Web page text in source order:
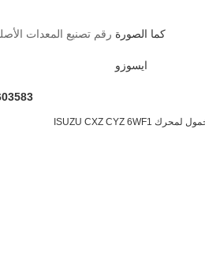
كما الصورة رقم تصنيع المعدات
ايسوزو